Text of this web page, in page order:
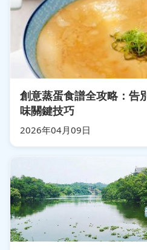
創意蒸蛋食譜全攻略：告
味關鍵技巧
2026年04月09日